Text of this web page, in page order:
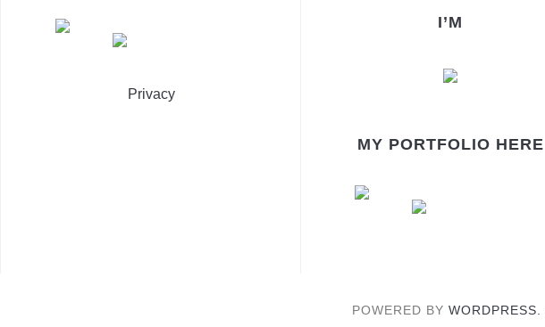
Privacy
I’M
MY PORTFOLIO HERE
POWERED BY WORDPRESS.